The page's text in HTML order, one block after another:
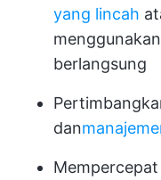
yang lincah
berlangsung
dan